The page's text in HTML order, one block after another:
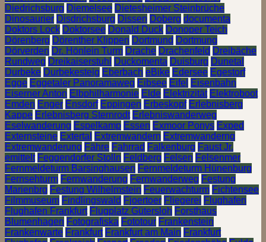
Diedrichsburg Diemelsee Dietesheimer Steinbrüche
Dinosaurier Disdrichsburg Dissen Doberg documenta
Doktors Lock Doktorsee Donald Duck Donoper Teich
Dörenberg Dörenther Klippen Dortmund Dortmung
Dörverden Dr. Hönlein Turm Drache Drachenfeld Dreibäche
Rundweg Dreikaiserstuhl Duckomenta Duisburg Dunetal
Durbeke Durbekesteig Eberbach eBike Edersee Egestorf
Egge Eggetaler Panoramaweg Eibsee Eifel Eisenbahn
Eiserner Anton Elbphilharmonie Elde Elektrizität Elektroboot
Emden Enger Ensdorf Eppingen Erbeskopf Erlebnisberg
Kappe Erlebnisberg Sternrodt Erlebniswanderweg
Eselwanderung Espelkamp Essen Exmoor Ponys Exped
Externsteine Extertal Extremwandern Extremwanderng
Extremwanderung Fähre Fahrrad Falkenburg Faust Jr.
emittelt Feggendorfer Stolln Feldberg Felsen Felsenmer
Fernmeldeturm Barsinghausen Fernmeldeturm Hünenburg
Fernsehturm Fernwanderung Fernwanderweg Festung
Marienbrg Festung Wilhelmstein Feuerwachturm Fichtensee
Filmmuseum Findlingswald Fjoertoer Fliegerei Flughafen
Flughafen Frankfurt Flugplatz Gütersloh Forsthaus
Blumenhagen Fotografiska Fototour Frankenstein
Frankenwarte Frankfurt Frankfurt am Main Frankfurt